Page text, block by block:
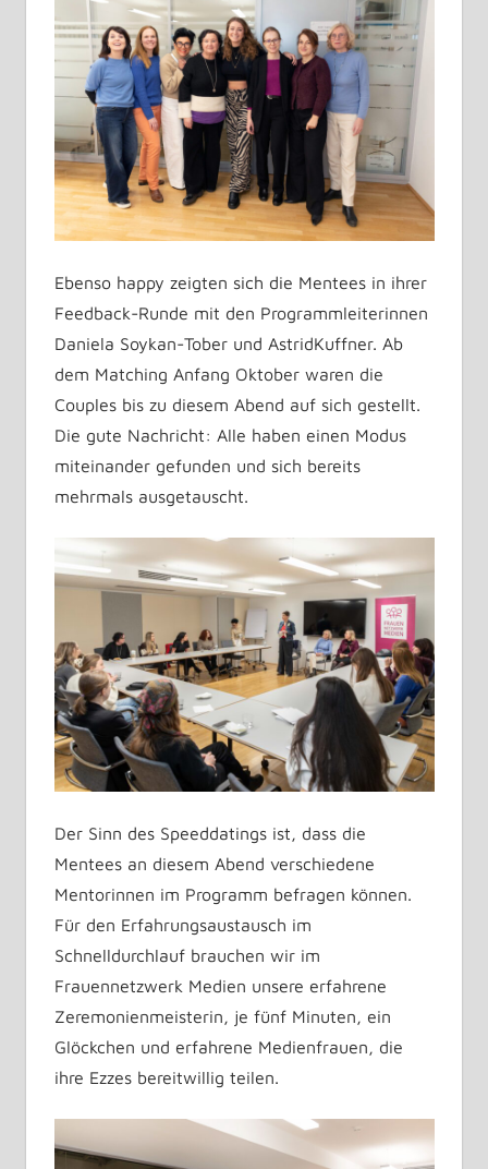
Ebenso happy zeigten sich die Mentees in ihrer
Feedback-Runde mit den Programmleiterinnen
Daniela Soykan-Tober und AstridKuffner. Ab
dem Matching Anfang Oktober waren die
Couples bis zu diesem Abend auf sich gestellt.
Die gute Nachricht: Alle haben einen Modus
miteinander gefunden und sich bereits
mehrmals ausgetauscht.
Der Sinn des Speeddatings ist, dass die
Mentees an diesem Abend verschiedene
Mentorinnen im Programm befragen können.
Für den Erfahrungsaustausch im
Schnelldurchlauf brauchen wir im
Frauennetzwerk Medien unsere erfahrene
Zeremonienmeisterin, je fünf Minuten, ein
Glöckchen und erfahrene Medienfrauen, die
ihre Ezzes bereitwillig teilen.